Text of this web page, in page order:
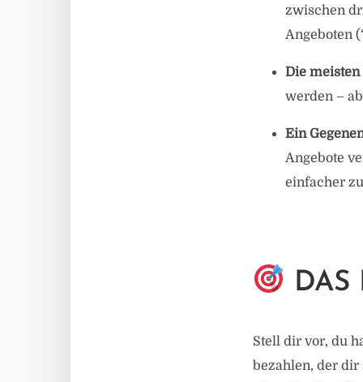
zwischen
Angeboten
Die
werden –
Ein
Angebote
einfacher
DAS
Stell dir vor, du
bezahlen, der